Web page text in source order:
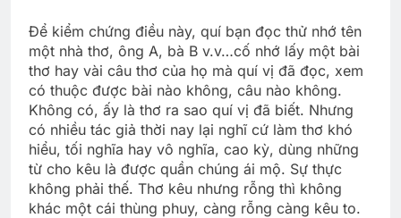
Ðể kiểm chứng điều này, quí bạn đọc thử nhớ tên
một nhà thơ, ông A, bà B v.v…cố nhớ lấy một bài
thơ hay vài câu thơ của họ mà quí vị đã đọc, xem
có thuộc được bài nào không, câu nào không.
Không có, ấy là thơ ra sao quí vị đã biết. Nhưng
có nhiều tác giả thời nay lại nghĩ cứ làm thơ khó
hiểu, tối nghĩa hay vô nghĩa, cao kỳ, dùng những
từ cho kêu là được quần chúng ái mộ. Sự thực
không phải thế. Thơ kêu nhưng rỗng thì không
khác một cái thùng phuy, càng rỗng càng kêu to.